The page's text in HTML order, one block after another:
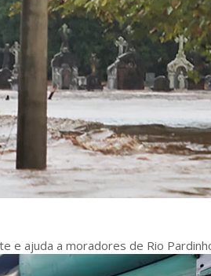
e ajuda a moradores de Rio